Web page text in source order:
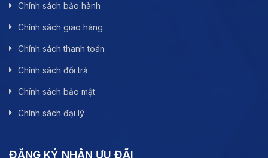
Chính sách bảo hành
Chính sách giao hàng
Chính sách thanh toán
Chính sách đổi trả
Chính sách bảo mật
Chính sách đại lý
ĐĂNG KÝ NHẬN ƯU ĐÃI